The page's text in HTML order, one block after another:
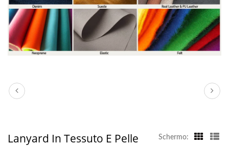
Lanyard In Tessuto E Pelle Schermo: